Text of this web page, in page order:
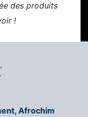
des produits
!
Afrochim